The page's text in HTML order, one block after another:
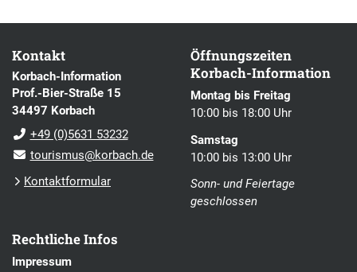
Kontakt
Korbach-Information
Prof.-Bier-Straße 15
34497 Korbach
+49 (0)5631 53232
tourismus@korbach.de
Kontaktformular
Öffnungszeiten
Korbach-Information
Montag bis Freitag
10:00 bis 18:00 Uhr
Samstag
10:00 bis 13:00 Uhr
Sonn- und Feiertage
geschlossen
Rechtliche Infos
Impressum